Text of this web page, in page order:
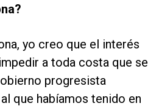
yo creo que el interés
a toda costa que se
progresista
que habíamos tenido en